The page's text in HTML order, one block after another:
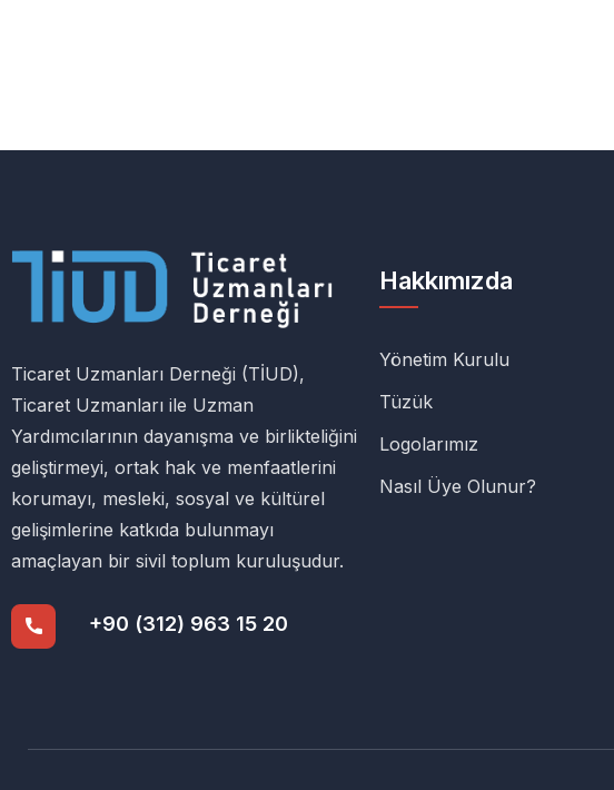
Ticaret Uzmanları Derneği (TİUD),
Ticaret Uzmanları ile Uzman
Yardımcılarının dayanışma ve birlikteliğini
geliştirmeyi, ortak hak ve menfaatlerini
korumayı, mesleki, sosyal ve kültürel
gelişimlerine katkıda bulunmayı
amaçlayan bir sivil toplum kuruluşudur.
+90 (312) 963 15 20
Hakkımızda
Yönetim Kurulu
Tüzük
Logolarımız
Nasıl Üye Olunur?